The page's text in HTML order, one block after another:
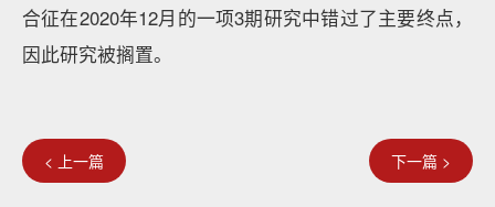
合征在2020年12月的一项3期研究中错过了主要终点，
因此研究被搁置。
< 上一篇 下一篇 >